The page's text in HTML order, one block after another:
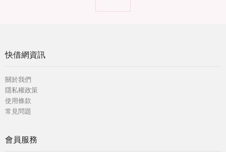
快借網資訊
關於我們
隱私權政策
使用條款
常見問題
會員服務